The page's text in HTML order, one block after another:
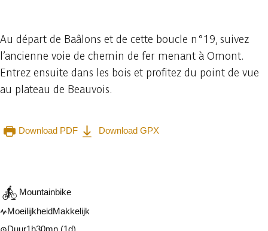
Au départ de Baâlons et de cette boucle n°19, suivez
l’ancienne voie de chemin de fer menant à Omont.
Entrez ensuite dans les bois et profitez du point de vue
au plateau de Beauvois.
Download PDF
Download GPX
Mountainbike
MoeilijkheidMakkelijk
Duur1h30mn (1d)